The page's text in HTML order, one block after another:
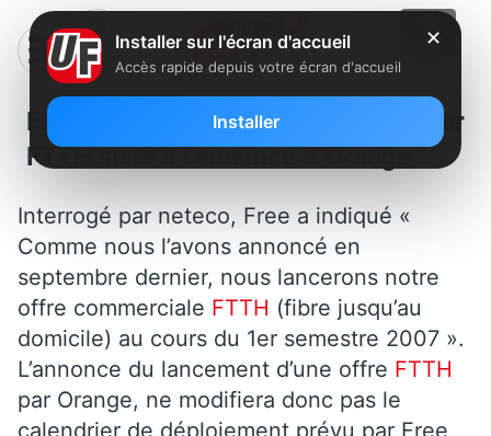
Free ne change pas son calendrier
FTTH suite à l’annonce d’Orange
Interrogé par neteco, Free a indiqué «
Comme nous l’avons annoncé en
septembre dernier, nous lancerons notre
offre commerciale FTTH (fibre jusqu’au
domicile) au cours du 1er semestre 2007 ».
L’annonce du lancement d’une offre FTTH
par Orange, ne modifiera donc pas le
calendrier de déploiement prévu par Free
✕
Installer sur l'écran d'accueil
Accès rapide depuis votre écran d'accueil
Installer